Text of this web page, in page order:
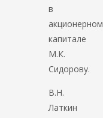
в
акционерном
капитале
М.К.
Сидорову.
В.Н.
Латкин